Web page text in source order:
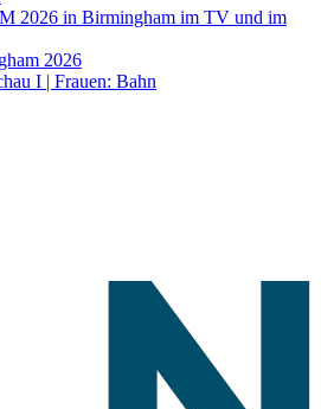
2026 in Birmingham im TV und im
2026
I | Frauen: Bahn